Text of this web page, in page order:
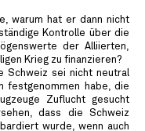
warum hat er dann nicht
Kontrolle über die
der Alliierten,
Krieg zu finanzieren?
Schweiz sei nicht neutral
festgenommen habe, die
Zuflucht gesucht
dass die Schweiz
wurde, wenn auch